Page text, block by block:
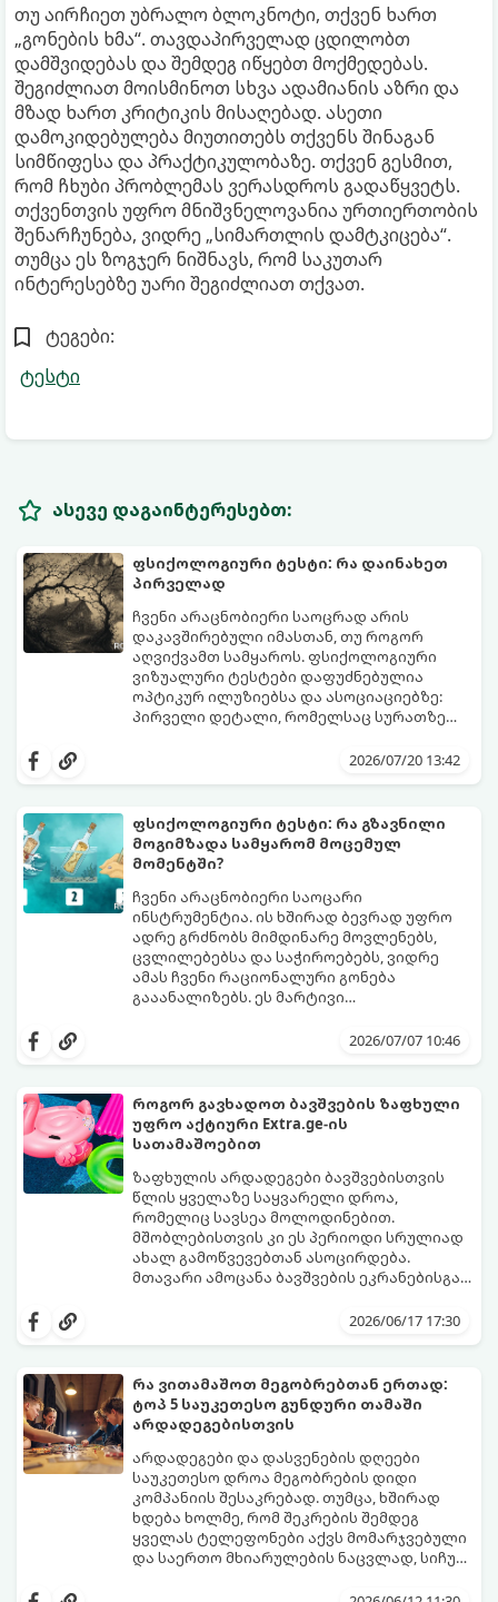
თუ აირჩიეთ უბრალო ბლოკნოტი, თქვენ ხართ
„გონების ხმა“. თავდაპირველად ცდილობთ
დამშვიდებას და შემდეგ იწყებთ მოქმედებას.
შეგიძლიათ მოისმინოთ სხვა ადამიანის აზრი და
მზად ხართ კრიტიკის მისაღებად. ასეთი
დამოკიდებულება მიუთითებს თქვენს შინაგან
სიმწიფესა და პრაქტიკულობაზე. თქვენ გესმით,
რომ ჩხუბი პრობლემას ვერასდროს გადაწყვეტს.
თქვენთვის უფრო მნიშვნელოვანია ურთიერთობის
შენარჩუნება, ვიდრე „სიმართლის დამტკიცება“.
თუმცა ეს ზოგჯერ ნიშნავს, რომ საკუთარ
ინტერესებზე უარი შეგიძლიათ თქვათ.
ტეგები:
ტესტი
ასევე დაგაინტერესებთ:
ფსიქოლოგიური ტესტი: რა დაინახეთ
პირველად
ჩვენი არაცნობიერი საოცრად არის
დაკავშირებული იმასთან, თუ როგორ
აღვიქვამთ სამყაროს. ფსიქოლოგიური
ვიზუალური ტესტები დაფუძნებულია
ოპტიკურ ილუზიებსა და ასოციაციებზე:
პირველი დეტალი, რომელსაც სურათზე
პიროვნების ფარულ მხარეებზე,2026/07/20 13:42
ფსიქოლოგიური ტესტი: რა გზავნილი
მოგიმზადა სამყარომ მოცემულ
მომენტში?
ჩვენი არაცნობიერი საოცარი
ინსტრუმენტია. ის ხშირად ბევრად უფრო
ადრე გრძნობს მიმდინარე მოვლენებს,
ცვლილებებსა და საჭიროებებს, ვიდრე
ამას ჩვენი რაციონალური გონება
გააანალიზებს. ეს მარტივი
ასოციაციურ აღქმაზეა დაფუძნებული,
თქვენთვის ცხოვრების ამ ეტაპზე.
აირჩიეთ სამი წერილიდან ის ერთი,
2026/07/07 10:46
როგორ გავხადოთ ბავშვების ზაფხული
უფრო აქტიური Extra.ge-ის
სათამაშოებით
ზაფხულის არდადეგები ბავშვებისთვის
წლის ყველაზე საყვარელი დროა,
რომელიც სავსეა მოლოდინებით.
მშობლებისთვის კი ეს პერიოდი სრულიად
ახალ გამოწვევებთან ასოცირდება.
მთავარი ამოცანა ბავშვების ეკრანებისგან
მიმართვაა. მნიშვნელოვანია მათთვის
ჯანსაღი რუტინა დასვენების დღეებშიც
აუცილებელია.
მარკეტფლეისი საქართველოში,
დაგეხმარებათ. აქ ყველა ასაკისა და
ინტერესის მქონე ბავშვისთვის მოიძებნება
იდეალური გასართობი საშუალება.
2026/06/17 17:30
რა ვითამაშოთ მეგობრებთან ერთად:
ტოპ 5 საუკეთესო გუნდური თამაში
არდადეგებისთვის
არდადეგები და დასვენების დღეები
საუკეთესო დროა მეგობრების დიდი
კომპანიის შესაკრებად. თუმცა, ხშირად
ხდება ხოლმე, რომ შეკრების შემდეგ
ყველას ტელეფონები აქვს მომარჯვებული
და საერთო მხიარულების ნაცვლად, სიჩუმე
დასაღწევად და ნამდვილი, ცოცხალი
იუმორით სავსე აქტივობები მეგობრებს